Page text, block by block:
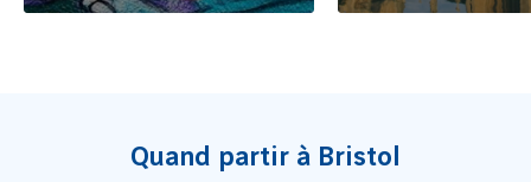
Quand partir à Bristol